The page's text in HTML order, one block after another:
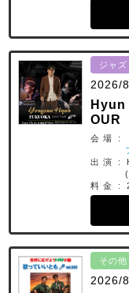
ジャズ
2026/
OUR
会 場 :
出 演 :
料 金 :
その
2026/